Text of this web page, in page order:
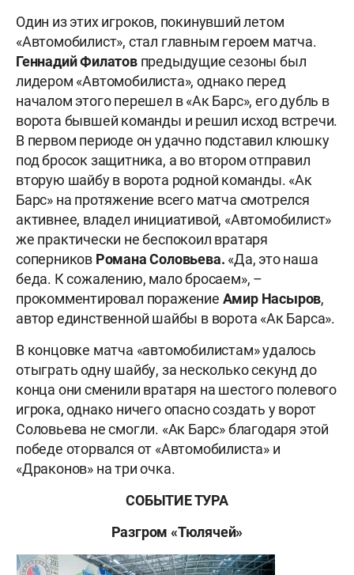
Один из этих игроков, покинувший летом
«Автомобилист», стал главным героем матча.
Геннадий Филатов предыдущие сезоны был
лидером «Автомобилиста», однако перед
началом этого перешел в «Ак Барс», его дубль в
ворота бывшей команды и решил исход встречи.
В первом периоде он удачно подставил клюшку
под бросок защитника, а во втором отправил
вторую шайбу в ворота родной команды. «Ак
Барс» на протяжение всего матча смотрелся
активнее, владел инициативой, «Автомобилист»
же практически не беспокоил вратаря
соперников Романа Соловьева. «Да, это наша
беда. К сожалению, мало бросаем», –
прокомментировал поражение Амир Насыров,
автор единственной шайбы в ворота «Ак Барса».
В концовке матча «автомобилистам» удалось
отыграть одну шайбу, за несколько секунд до
конца они сменили вратаря на шестого полевого
игрока, однако ничего опасно создать у ворот
Соловьева не смогли. «Ак Барс» благодаря этой
победе оторвался от «Автомобилиста» и
«Драконов» на три очка.
СОБЫТИЕ ТУРА
Разгром «Тюлячей»